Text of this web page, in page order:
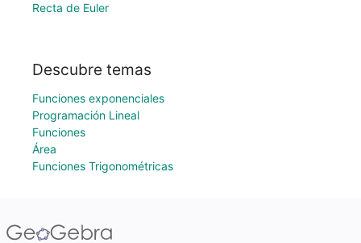
Recta de Euler
Descubre temas
Funciones exponenciales
Programación Lineal
Funciones
Área
Funciones Trigonométricas